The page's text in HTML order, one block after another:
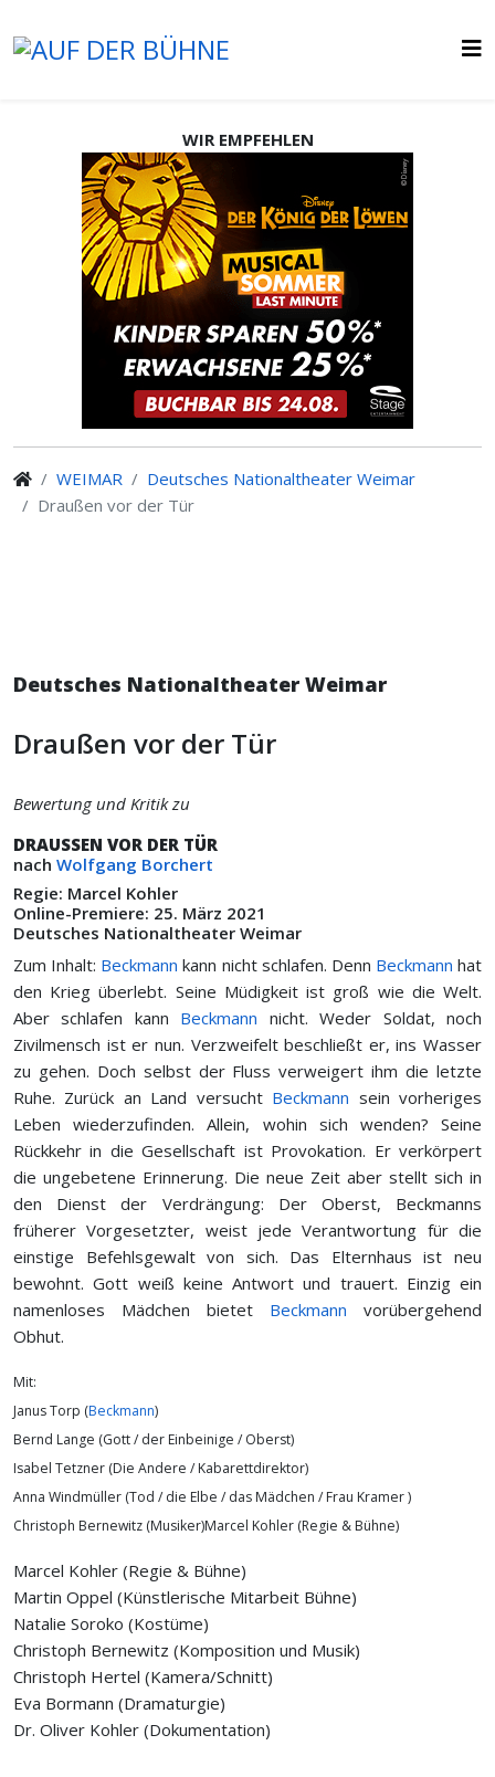
WIR EMPFEHLEN
WEIMAR
Deutsches Nationaltheater Weimar
Draußen vor der Tür
Deutsches Nationaltheater Weimar
Draußen vor der Tür
Bewertung und Kritik zu
DRAUSSEN VOR DER TÜR
nach Wolfgang Borchert
Regie: Marcel Kohler
Online-Premiere: 25. März 2021
Deutsches Nationaltheater Weimar
Zum Inhalt: Beckmann kann nicht schlafen. Denn Beckmann hat
den Krieg überlebt. Seine Müdigkeit ist groß wie die Welt.
Aber schlafen kann Beckmann nicht. Weder Soldat, noch
Zivilmensch ist er nun. Verzweifelt beschließt er, ins Wasser
zu gehen. Doch selbst der Fluss verweigert ihm die letzte
Ruhe. Zurück an Land versucht Beckmann sein vorheriges
Leben wiederzufinden. Allein, wohin sich wenden? Seine
Rückkehr in die Gesellschaft ist Provokation. Er verkörpert
die ungebetene Erinnerung. Die neue Zeit aber stellt sich in
den Dienst der Verdrängung: Der Oberst, Beckmanns
früherer Vorgesetzter, weist jede Verantwortung für die
einstige Befehlsgewalt von sich. Das Elternhaus ist neu
bewohnt. Gott weiß keine Antwort und trauert. Einzig ein
namenloses Mädchen bietet Beckmann vorübergehend
Obhut.
Mit:
Janus Torp (Beckmann)
Bernd Lange (Gott / der Einbeinige / Oberst)
Isabel Tetzner (Die Andere / Kabarettdirektor)
Anna Windmüller (Tod / die Elbe / das Mädchen / Frau Kramer )
Christoph Bernewitz (Musiker)Marcel Kohler (Regie & Bühne)
Marcel Kohler (Regie & Bühne)
Martin Oppel (Künstlerische Mitarbeit Bühne)
Natalie Soroko (Kostüme)
Christoph Bernewitz (Komposition und Musik)
Christoph Hertel (Kamera/Schnitt)
Eva Bormann (Dramaturgie)
Dr. Oliver Kohler (Dokumentation)